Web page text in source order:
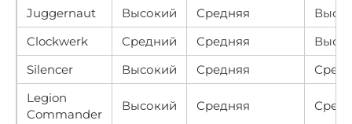
Juggernaut
Высокий Средняя
Clockwerk
Средний Средняя
Silencer
Высокий Средняя
Legion
Commander
Высокий Средняя